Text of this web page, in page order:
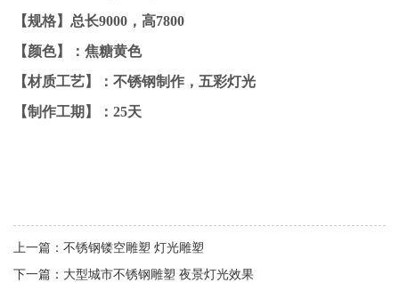
【规格】总长9000，高7800
【颜色】：焦糖黄色
【材质工艺】：不锈钢制作，五彩灯光
【制作工期】：25天
上一篇： 不锈钢镂空雕塑 灯光雕塑
下一篇： 大型城市不锈钢雕塑 夜景灯光效果